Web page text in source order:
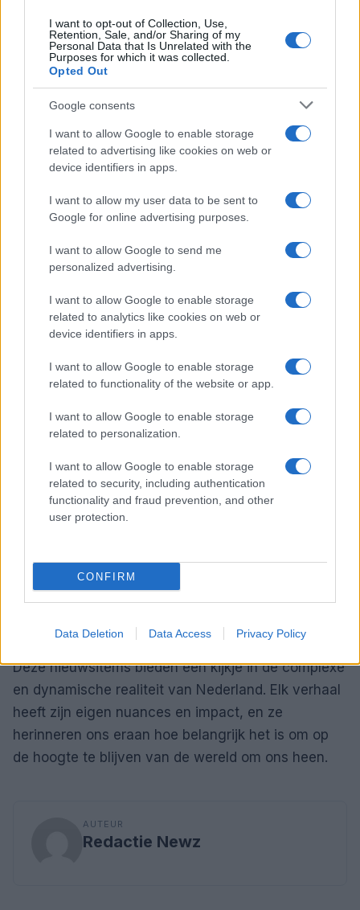
I want to opt-out of Collection, Use,
Retention, Sale, and/or Sharing of my
Personal Data that Is Unrelated with the
Purposes for which it was collected.
Opted Out
Google consents
I want to allow Google to enable storage
related to advertising like cookies on web or
device identifiers in apps.
I want to allow my user data to be sent to
Google for online advertising purposes.
I want to allow Google to send me
personalized advertising.
I want to allow Google to enable storage
related to analytics like cookies on web or
device identifiers in apps.
I want to allow Google to enable storage
related to functionality of the website or app.
I want to allow Google to enable storage
related to personalization.
I want to allow Google to enable storage
related to security, including authentication
functionality and fraud prevention, and other
user protection.
CONFIRM
Data Deletion Data Access Privacy Policy
Onderwijs en veiligheid
vanwege zorgen over de veiligheid van Joodse
studenten. De burgemeester heeft echter
aangegeven het niet eens te zijn met deze zorgen,
wat een discussie op gang heeft gebracht over
inclusiviteit en veiligheid op onderwijsinstellingen.
Het is van groot belang dat alle studenten zich
veilig en ondersteund voelen in hun
leeromgeving, ongeacht hun achtergrond.
gevolgen
Songfestival 2026, dreigen vier landen, waaronder
Nederland, om niet deel te nemen.Dit laat zien
hoe internationale evenementen vaak
spanningen.De rol van cultuur in het bevorderen
van dialoog en begrip is cruciaal, en het is
belangrijk dat landen samenwerken, ondanks hun
verschillen.
Deze nieuwsitems bieden een kijkje in de complexe
en dynamische realiteit van Nederland. Elk verhaal
heeft zijn eigen nuances en impact, en ze
herinneren ons eraan hoe belangrijk het is om op
de hoogte te blijven van de wereld om ons heen.
AUTEUR
Redactie Newz